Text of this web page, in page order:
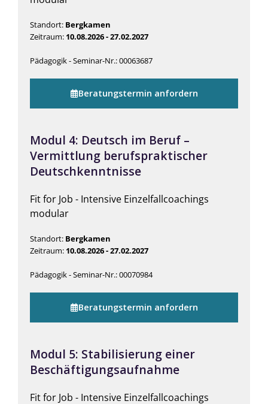
Standort: Bergkamen
Zeitraum: 10.08.2026 - 27.02.2027
Pädagogik - Seminar-Nr.: 00063687
Beratungstermin anfordern
Modul 4: Deutsch im Beruf –
Vermittlung berufspraktischer
Deutschkenntnisse
Fit for Job - Intensive Einzelfallcoachings
modular
Standort: Bergkamen
Zeitraum: 10.08.2026 - 27.02.2027
Pädagogik - Seminar-Nr.: 00070984
Beratungstermin anfordern
Modul 5: Stabilisierung einer
Beschäftigungsaufnahme
Fit for Job - Intensive Einzelfallcoachings